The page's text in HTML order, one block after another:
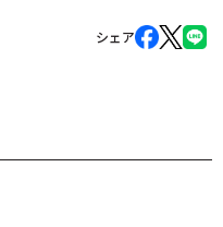
シェア